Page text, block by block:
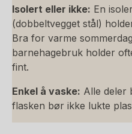
Isolert eller ikke: En
(dobbeltvegget stål)
Bra for varme
barnehagebruk holder
fint.
Enkel å vaske: Alle deler
flasken bør ikke lukte